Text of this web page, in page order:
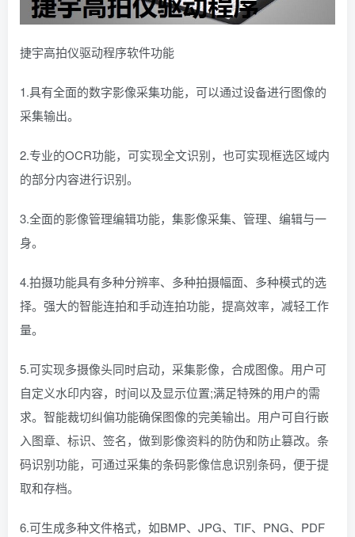
捷宇高拍仪驱动程序软件功能
1.具有全面的数字影像采集功能，可以通过设备进行图像的
采集输出。
2.专业的OCR功能，可实现全文识别，也可实现框选区域内
的部分内容进行识别。
3.全面的影像管理编辑功能，集影像采集、管理、编辑与一
身。
4.拍摄功能具有多种分辨率、多种拍摄幅面、多种模式的选
择。强大的智能连拍和手动连拍功能，提高效率，减轻工作
量。
5.可实现多摄像头同时启动，采集影像，合成图像。用户可
自定义水印内容，时间以及显示位置;满足特殊的用户的需
求。智能裁切纠偏功能确保图像的完美输出。用户可自行嵌
入图章、标识、签名，做到影像资料的防伪和防止篡改。条
码识别功能，可通过采集的条码影像信息识别条码，便于提
取和存档。
6.可生成多种文件格式，如BMP、JPG、TIF、PNG、PDF